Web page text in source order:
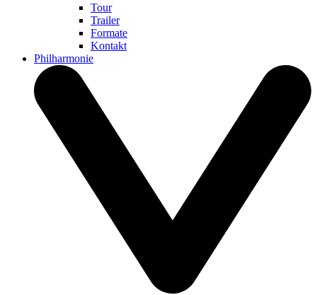
Tour
Trailer
Formate
Kontakt
Philharmonie